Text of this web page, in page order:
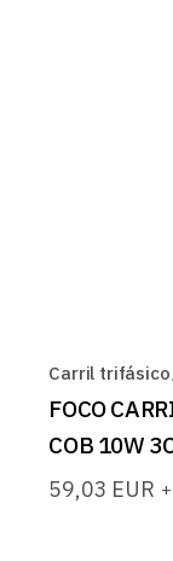
Carril trifásico
FOCO
COB 10W
59,03 EUR